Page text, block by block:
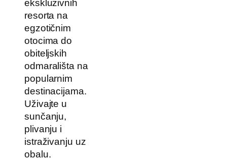
ekskluzivnih
resorta na
egzotičnim
otocima do
obiteljskih
odmarališta na
popularnim
destinacijama.
Uživajte u
sunčanju,
plivanju i
istraživanju uz
obalu.